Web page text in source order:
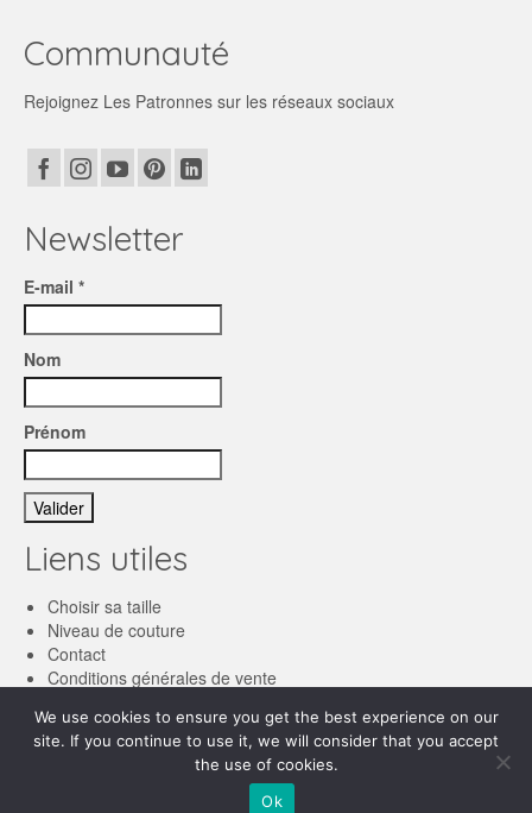
Communauté
Rejoignez Les Patronnes sur les réseaux sociaux
Newsletter
E-mail *
Nom
Prénom
Liens utiles
Choisir sa taille
Niveau de couture
Contact
Conditions générales de vente
We use cookies to ensure you get the best experience on our
site. If you continue to use it, we will consider that you accept
the use of cookies.
Ok